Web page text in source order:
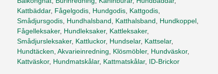
Kattbäddar, Fågelgodis, Hundgodis, Kattgodis,
Smådjursgodis, Hundhalsband, Katthalsband, Hundkoppel,
Fågelleksaker, Hundleksaker, Kattleksaker,
Smådjursleksaker, Kattluckor, Hundselar, Kattselar,
Hundtäcken, Akvarieinredning, Klösmöbler, Hundväskor,
Kattväskor, Hundmatskålar, Kattmatskålar, ID-Brickor